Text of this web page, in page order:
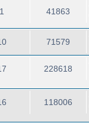
1 41863
71579
228618
118006